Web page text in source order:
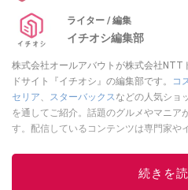
ライター / 編集
イチオシ編集部
株式会社オールアバウトが株式会社NTT
ドサイト『イチオシ』の編集部です。
コ
セリア、 スターバックスなどの人気ショ
を通してご紹介。話題のグルメやマニア
す。配信しているコンテンツは専門家や
ニュースでフォロー
続きを